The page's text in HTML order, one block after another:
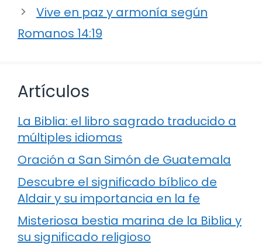
Vive en paz y armonía según
Romanos 14:19
Artículos
La Biblia: el libro sagrado traducido a
múltiples idiomas
Oración a San Simón de Guatemala
Descubre el significado bíblico de
Aldair y su importancia en la fe
Misteriosa bestia marina de la Biblia y
su significado religioso